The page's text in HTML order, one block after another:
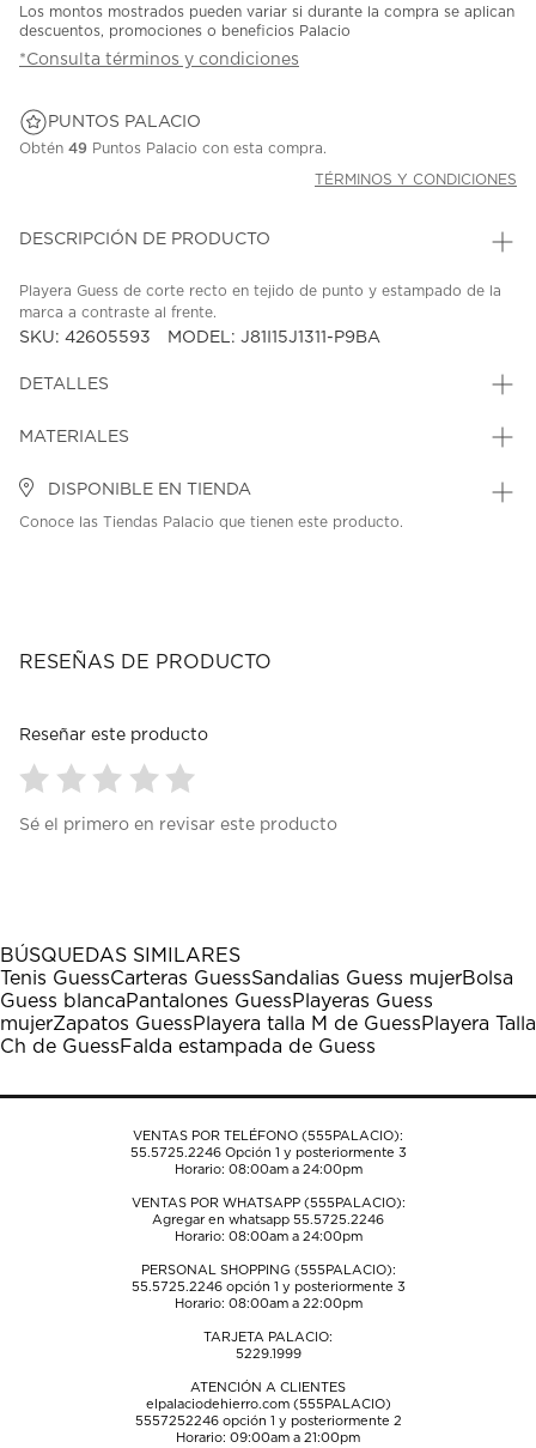
Los montos mostrados pueden variar si durante la compra se aplican
descuentos, promociones o beneficios Palacio
*Consulta términos y condiciones
PUNTOS PALACIO
Obtén 49 Puntos Palacio con esta compra.
TÉRMINOS Y CONDICIONES
DESCRIPCIÓN DE PRODUCTO
Playera Guess de corte recto en tejido de punto y estampado de la
marca a contraste al frente.
SKU: 42605593 MODEL: J81I15J1311-P9BA
DETALLES
MATERIALES
DISPONIBLE EN TIENDA
Conoce las Tiendas Palacio que tienen este producto.
RESEÑAS DE PRODUCTO
Reseñar este producto
para
1
estrella
Esta
acción
abrirá
el
de
para
estrellas.
Esta
acción
abrirá
el
de
para
estrellas.
Esta
acción
abrirá
el
de
para
estrellas.
Esta
acción
abrirá
el
de
para
estrellas.
Esta
acción
abrirá
el
de
Sé el primero en revisar este producto
BÚSQUEDAS SIMILARES
Tenis GuessCarteras GuessSandalias Guess mujerBolsa
Guess blancaPantalones GuessPlayeras Guess
mujerZapatos GuessPlayera talla M de GuessPlayera Talla
Ch de GuessFalda estampada de Guess
VENTAS POR TELÉFONO (555PALACIO):
55.5725.2246Opción 1 y posteriormente 3
Horario: 08:00am a 24:00pm
VENTAS POR WHATSAPP (555PALACIO):
Agregar en whatsapp 55.5725.2246
Horario: 08:00am a 24:00pm
PERSONAL SHOPPING (555PALACIO):
55.5725.2246opción 1 y posteriormente 3
Horario: 08:00am a 22:00pm
TARJETA PALACIO:
5229.1999
ATENCIÓN A CLIENTES
elpalaciodehierro.com (555PALACIO)
5557252246opción 1 y posteriormente 2
Horario: 09:00am a 21:00pm